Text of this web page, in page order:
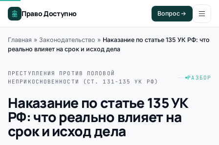
Право Доступно Вопрос
Главная » Законодательство » Наказание по статье 135 УК РФ: что
реально влияет на срок и исход дела
ПРЕСТУПЛЕНИЯ ПРОТИВ ПОЛОВОЙ
НЕПРИКОСНОВЕННОСТИ (СТ. 131-135 УК РФ)
РАЗБОР
Наказание по статье 135 УК
РФ: что реально влияет на
срок и исход дела